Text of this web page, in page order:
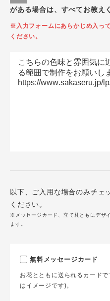
がある場合は、すべてお教え
※入力フォームにあらかじめ入っ
ください。
以下、ご入用な場合のみチェ
ください。
※メッセージカード、立て札ともにデザ
ます。
無料メッセージカード
お花とともに送られるカード
はイメージです)。